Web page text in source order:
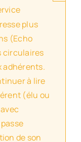
plus
(Echo
circulaires
adhérents.
à lire
(élu ou
de son